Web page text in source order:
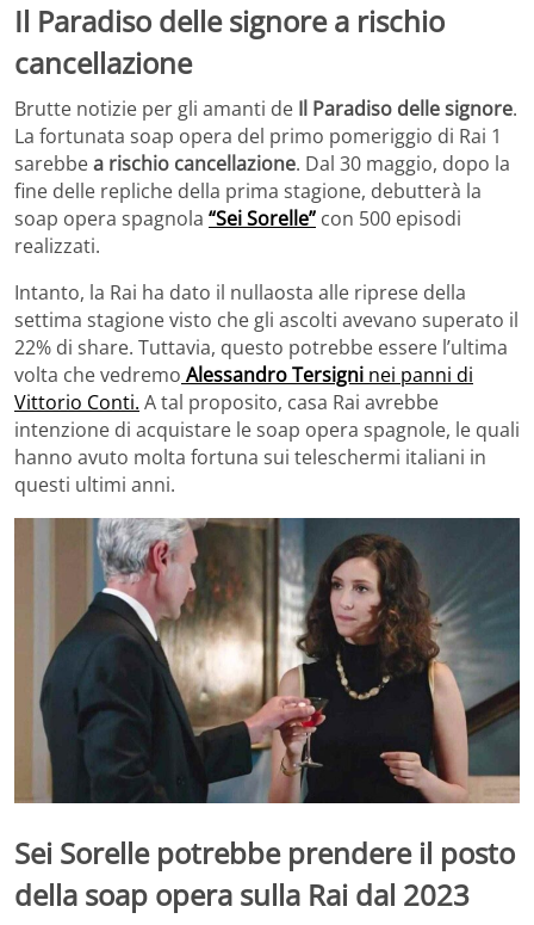
Il Paradiso delle signore a rischio
cancellazione
Brutte notizie per gli amanti de Il Paradiso delle signore.
La fortunata soap opera del primo pomeriggio di Rai 1
sarebbea rischio cancellazione. Dal 30 maggio, dopo la
fine delle repliche della prima stagione, debutterà la
soap opera spagnola “Sei Sorelle” con 500 episodi
realizzati.
Intanto, la Rai ha dato il nullaosta alle riprese della
settima stagione visto che gli ascolti avevano superato il
22% di share. Tuttavia, questo potrebbe essere l’ultima
volta che vedremo Alessandro Tersigni nei panni di
Vittorio Conti. A tal proposito, casa Rai avrebbe
intenzione di acquistare le soap opera spagnole, le quali
hanno avuto molta fortuna sui teleschermi italiani in
questi ultimi anni.
Sei Sorelle potrebbe prendere il posto
della soap opera sulla Rai dal 2023